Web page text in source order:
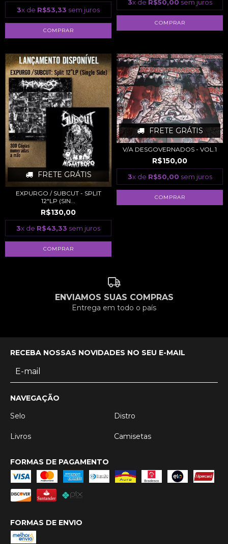
3x de R$53,33 sem juros
3x de R$50,00 sem juros
FRETE GRÁTIS
EXPURGO / SUBCUT - SPLIT
12"LP (SIN...
R$130,00
3x de R$43,33 sem juros
FRETE GRÁTIS
V/A DESGOVERNADOS - VOL.1
R$150,00
3x de R$50,00 sem juros
ENVIAMOS SUAS COMPRAS
Entrega em todo o país
RECEBA NOSSAS NOVIDADES NO SEU E-MAIL
NAVEGAÇÃO
Selo
Distro
Livros Camisetas
FORMAS DE PAGAMENTO
FORMAS DE ENVIO